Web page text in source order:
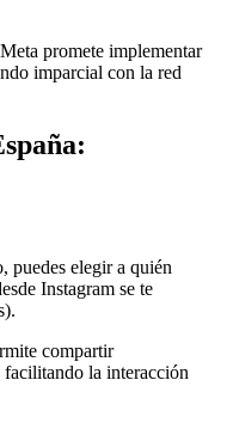
promete implementar
imparcial con la red
puedes elegir a quién
Instagram se te
compartir
facilitando la interacción